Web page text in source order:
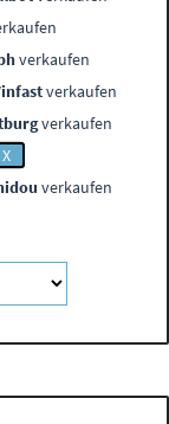
verkaufen
verkaufen
verkaufen
X
verkaufen